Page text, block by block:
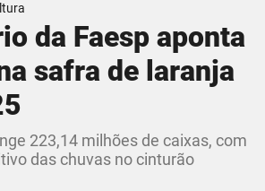
da Faesp aponta
safra de laranja
223,14 milhões de caixas, com
das chuvas no cinturão